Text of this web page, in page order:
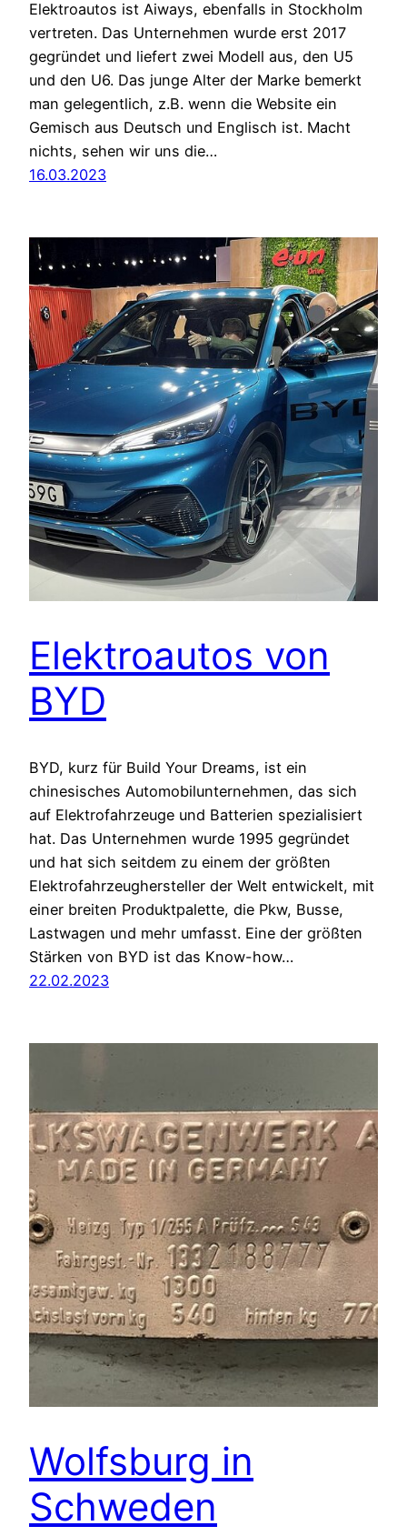
Elektroautos ist Aiways, ebenfalls in Stockholm
vertreten. Das Unternehmen wurde erst 2017
gegründet und liefert zwei Modell aus, den U5
und den U6. Das junge Alter der Marke bemerkt
man gelegentlich, z.B. wenn die Website ein
Gemisch aus Deutsch und Englisch ist. Macht
nichts, sehen wir uns die…
16.03.2023
Elektroautos von
BYD
BYD, kurz für Build Your Dreams, ist ein
chinesisches Automobilunternehmen, das sich
auf Elektrofahrzeuge und Batterien spezialisiert
hat. Das Unternehmen wurde 1995 gegründet
und hat sich seitdem zu einem der größten
Elektrofahrzeughersteller der Welt entwickelt, mit
einer breiten Produktpalette, die Pkw, Busse,
Lastwagen und mehr umfasst. Eine der größten
Stärken von BYD ist das Know-how…
22.02.2023
Wolfsburg in
Schweden